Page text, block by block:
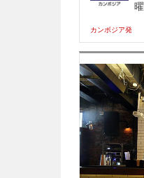
カンボジア発